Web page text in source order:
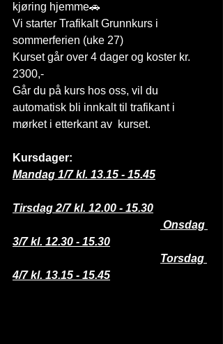
kjøring hjemme🚗
Vi starter Trafikalt Grunnkurs i
sommerferien (uke 27)
Kurset går over 4 dager og koster kr.
2300,-
Går du på kurs hos oss, vil du
automatisk bli innkalt til trafikant i
mørket i etterkant av  kurset.
Kursdager:
Mandag 1/7 kl. 13.15 - 15.45
Tirsdag 2/7 kl. 12.00 - 15.30
Onsdag
3/7 kl. 12.30 - 15.30
Torsdag
4/7 kl. 13.15 - 15.45